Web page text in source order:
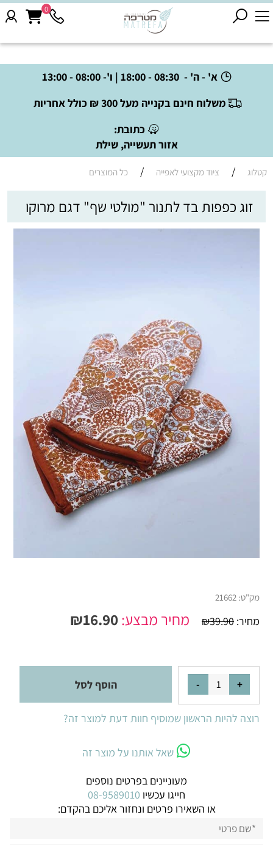
א' - ה' - 08:30 - 18:00 | ו'- 08:00 - 13:00
משלוח חינם בקנייה מעל 300 ₪ כולל אחריות
כתובת:
אזור תעשייה, שילת
0
קטלוג / ציוד מקצועי לאפייה / כל המוצרים
זוג כפפות בד לתנור "מולטי שף" דגם מרוקו
מק"ט: 21662
מחיר: ₪39.90 מחיר מבצע: ₪16.90
הוסף לסל
רוצה להיות הראשון שמוסיף חוות דעת למוצר זה?
שאל אותנו על מוצר זה
מעוניינים בפרטים נוספים
חייגו עכשיו 08-9589010
או השאירו פרטים ונחזור אליכם בהקדם: